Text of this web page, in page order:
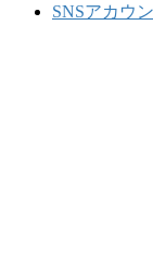
SNSアカウ